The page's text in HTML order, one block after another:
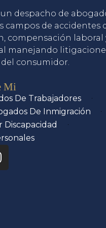
despacho de
de accidentes
compensación laboral
manejando
consumidor.
Mi
De Trabajadores
De Inmigración
Discapacidad